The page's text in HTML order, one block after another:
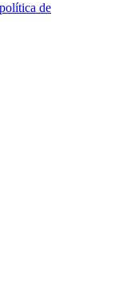
política de